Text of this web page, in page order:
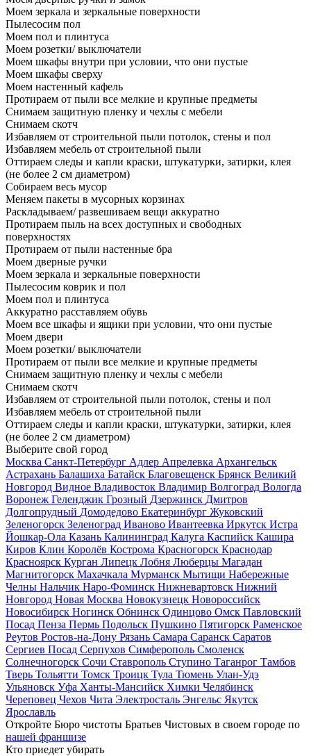
Моем зеркала и зеркальные поверхности
Пылесосим пол
Моем пол и плинтуса
Моем розетки/ выключатели
Моем шкафы внутри при условии, что они пустые
Моем шкафы сверху
Моем настенный кафель
Протираем от пыли все мелкие и крупные предметы
Снимаем защитную пленку и чехлы с мебели
Снимаем скотч
Избавляем от строительной пыли потолок, стены и пол
Избавляем мебель от строительной пыли
Оттираем следы и капли краски, штукатурки, затирки, клея
(не более 2 см диаметром)
Собираем весь мусор
Меняем пакеты в мусорных корзинах
Раскладываем/ развешиваем вещи аккуратно
Протираем пыль на всех доступных и свободных
поверхностях
Протираем от пыли настенные бра
Моем дверные ручки
Моем зеркала и зеркальные поверхности
Пылесосим коврик и пол
Моем пол и плинтуса
Аккуратно расставляем обувь
Моем все шкафы и ящики при условии, что они пустые
Моем двери
Моем розетки/ выключатели
Протираем от пыли все мелкие и крупные предметы
Снимаем защитную пленку и чехлы с мебели
Снимаем скотч
Избавляем от строительной пыли потолок, стены и пол
Избавляем мебель от строительной пыли
Оттираем следы и капли краски, штукатурки, затирки, клея
(не более 2 см диаметром)
Выберите свой город
Москва Санкт-Петербург Адлер Апрелевка Архангельск
Астрахань Балашиха Батайск Благовещенск Брянск Великий
Новгород Видное Владивосток Владимир Волгоград Вологда
Воронеж Геленджик Грозный Дзержинск Дмитров
Долгопрудный Домодедово Екатеринбург Жуковский
Зеленогорск Зеленоград Иваново Ивантеевка Иркутск Истра
Йошкар-Ола Казань Калининград Калуга Каспийск Кашира
Киров Клин Королёв Кострома Красногорск Краснодар
Красноярск Курган Липецк Лобня Люберцы Магадан
Магнитогорск Махачкала Мурманск Мытищи Набережные
Челны Нальчик Наро-Фоминск Нижневартовск Нижний
Новгород Новая Москва Новокузнецк Новороссийск
Новосибирск Ногинск Обнинск Одинцово Омск Павловский
Посад Пенза Пермь Подольск Пушкино Пятигорск Раменское
Реутов Ростов-на-Дону Рязань Самара Саранск Саратов
Сергиев Посад Серпухов Симферополь Смоленск
Солнечногорск Сочи Ставрополь Ступино Таганрог Тамбов
Тверь Тольятти Томск Троицк Тула Тюмень Улан-Удэ
Ульяновск Уфа Ханты-Мансийск Химки Челябинск
Череповец Чехов Чита Электросталь Энгельс Якутск
Ярославль
Откройте Бюро чистоты Братьев Чистовых в своем городе по
нашей франшизе
Кто приедет убирать